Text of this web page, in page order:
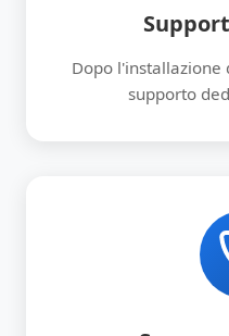
Dopo
supporto